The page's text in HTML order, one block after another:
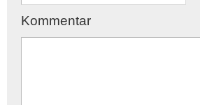
Kommentar